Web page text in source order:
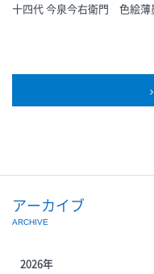
十四代 今泉今右衛門 色絵薄
アーカイブ
ARCHIVE
2026年